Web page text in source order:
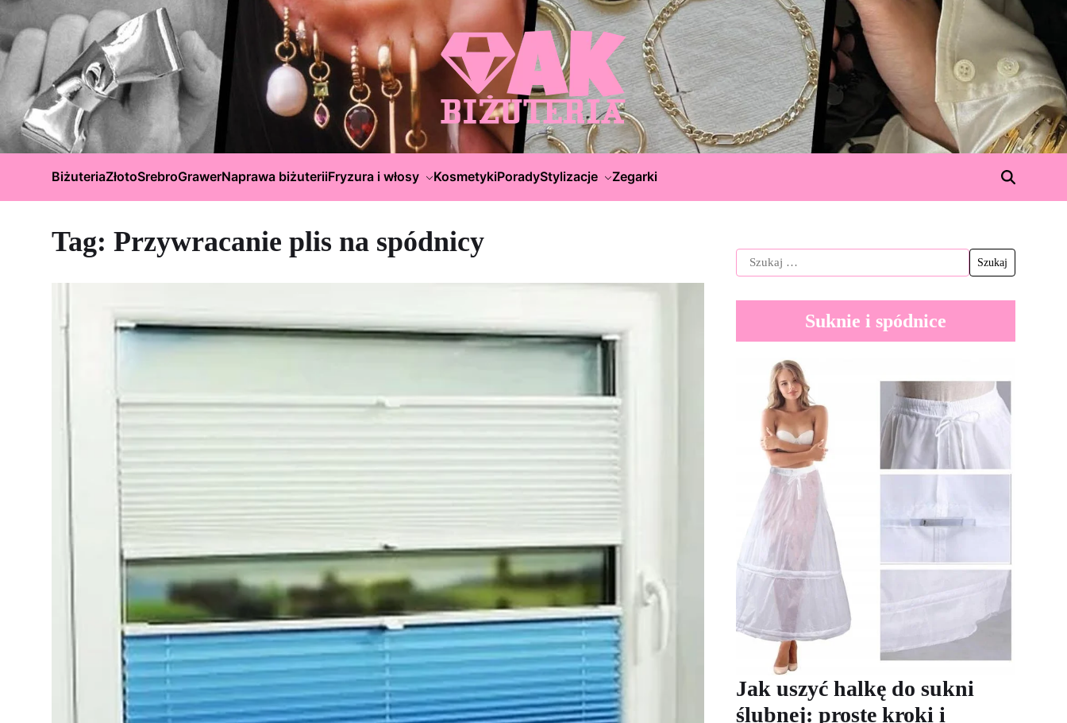
BiżuteriaZłotoSrebroGrawerNaprawa biżuteriiFryzura i włosy KosmetykiPoradyStylizacje Zegarki
Tag: Przywracanie plis na spódnicy
Suknie i spódnice
Jak uszyć halkę do sukni
ślubnej: proste kroki i